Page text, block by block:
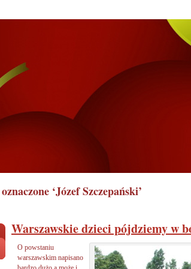
‘Józef Szczepański’
Warszawskie dzieci pójdziemy w
O powstaniu
warszawskim napisano